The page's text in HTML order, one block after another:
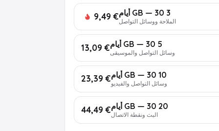
3 GB — 30 أيام
الملاحة ووسائل التواصل€ 9,49
5 GB — 30 أيام
وسائل التواصل والموسيقى€ 13,09
10 GB — 30 أيام
وسائل التواصل والفيديو€ 23,39
20 GB — 30 أيام
البث ونقطة الاتصال€ 44,49